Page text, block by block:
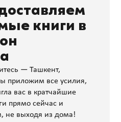
книги в
— Ташкент,
приложим все усилия,
вас в кратчайшие
прямо сейчас и
не выходя из дома!